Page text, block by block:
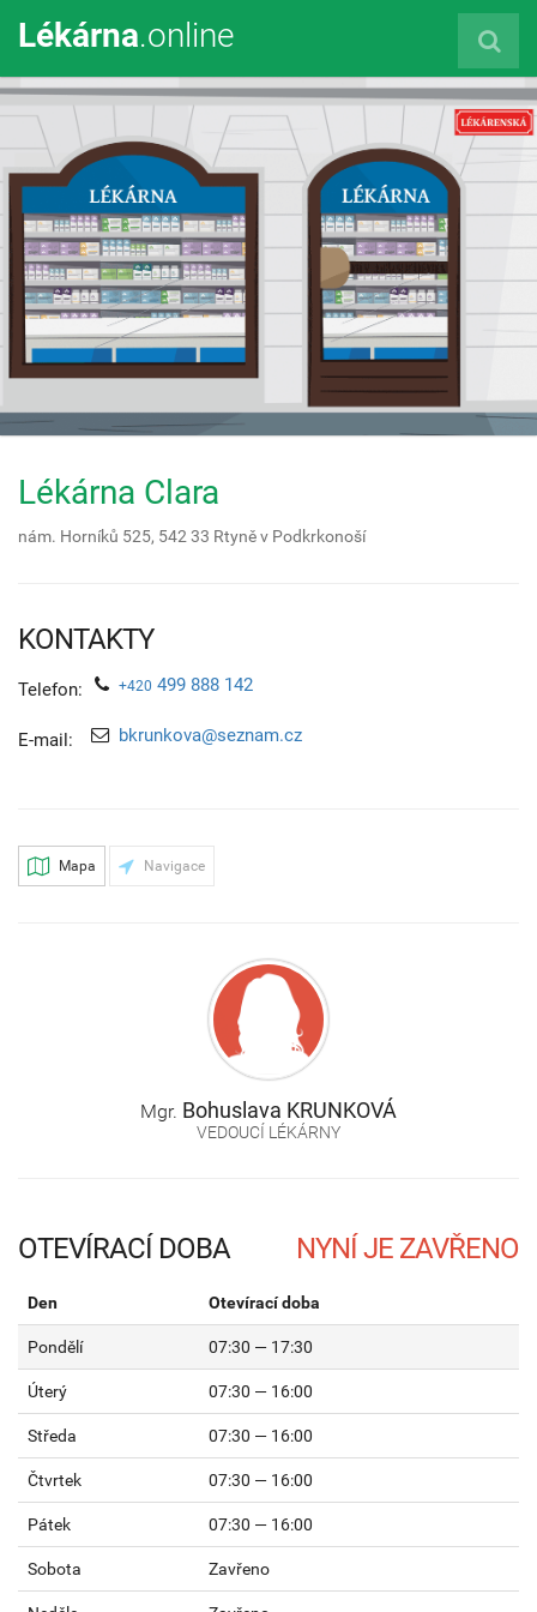
Lékárna.online
Lékárna Clara
nám. Horníků 525, 542 33 Rtyně v Podkrkonoší
KONTAKTY
Telefon: +420 499 888 142
E-mail: bkrunkova@seznam.cz
Mapa Navigace
Mgr. Bohuslava KRUNKOVÁ
VEDOUCÍ LÉKÁRNY
OTEVÍRACÍ DOBA
Den Otevírací doba
Pondělí 07:30 — 17:30
Úterý 07:30 — 16:00
Středa 07:30 — 16:00
Čtvrtek 07:30 — 16:00
Pátek 07:30 — 16:00
Sobota Zavřeno